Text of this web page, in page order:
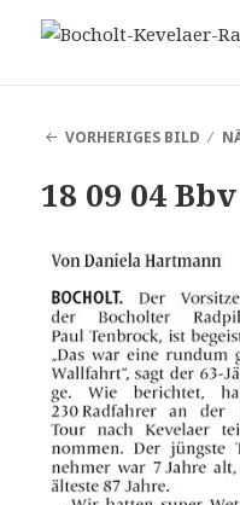
VORHERIGES BILD
18 09 04